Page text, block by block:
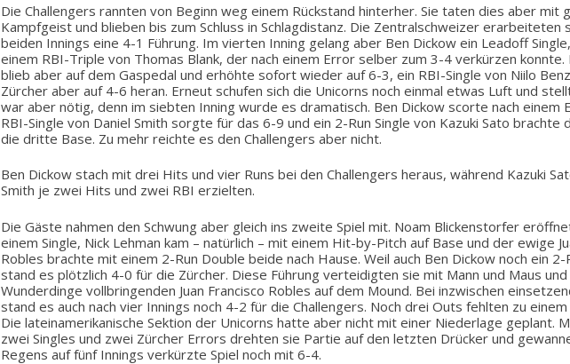
Die Challengers rannten von Beginn weg einem Rückstand hinterher. Sie taten dies aber mit
Kampfgeist und blieben bis zum Schluss in Schlagdistanz. Die Zentralschweizer erarbeiteten
beiden Innings eine 4-1 Führung. Im vierten Inning gelang aber Ben Dickow ein Leadoff
einem RBI-Triple von Thomas Blank, der nach einem Error selber zum 3-4 verkürzen
blieb aber auf dem Gaspedal und erhöhte sofort wieder auf 6-3, ein RBI-Single von Niilo
Zürcher aber auf 4-6 heran. Erneut schufen sich die Unicorns noch einmal etwas Luft und
war aber nötig, denn im siebten Inning wurde es dramatisch. Ben Dickow scorte nach einem
RBI-Single von Daniel Smith sorgte für das 6-9 und ein 2-Run Single von Kazuki Sato brachte
die dritte Base. Zu mehr reichte es den Challengers aber nicht.
Ben Dickow stach mit drei Hits und vier Runs bei den Challengers heraus, während Kazuki
Smith je zwei Hits und zwei RBI erzielten.
Die Gäste nahmen den Schwung aber gleich ins zweite Spiel mit. Noam Blickenstorfer
einem Single, Nick Lehman kam – natürlich – mit einem Hit-by-Pitch auf Base und der ewige
Robles brachte mit einem 2-Run Double beide nach Hause. Weil auch Ben Dickow noch ein 2-
stand es plötzlich 4-0 für die Zürcher. Diese Führung verteidigten sie mit Mann und Maus und
Wunderdinge vollbringenden Juan Francisco Robles auf dem Mound. Bei inzwischen
stand es auch nach vier Innings noch 4-2 für die Challengers. Noch drei Outs fehlten zu
Die lateinamerikanische Sektion der Unicorns hatte aber nicht mit einer Niederlage geplant.
zwei Singles und zwei Zürcher Errors drehten sie Partie auf den letzten Drücker und
Regens auf fünf Innings verkürzte Spiel noch mit 6-4.